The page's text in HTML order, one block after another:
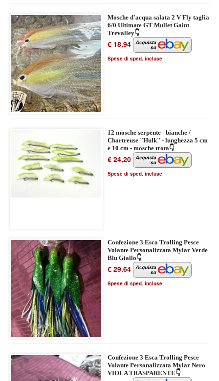
Mosche d'acqua salata 2 V Fly taglia
6/0 Ultimate GT Mullet Gaint
Trevalley👇
€ 18,94
Spese di sped. incluse
12 mosche serpente - bianche /
Chartreuse "Hulk" - lunghezza 5 cm
e 10 cm - mosche trota👇
€ 24,20
Spese di sped. incluse
Confezione 3 Esca Trolling Pesce
Volante Personalizzata Mylar Verde
Blu Giallo👇
€ 29,64
Spese di sped. incluse
Confezione 3 Esca Trolling Pesce
Volante Personalizzata Mylar Nero
VIOLA TRASPARENTE👇